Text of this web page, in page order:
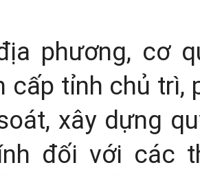
phương, cơ
cấp tỉnh chủ
xây dựng
đối với các